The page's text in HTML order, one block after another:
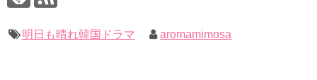
キングを一部公開（DVD-SET2特典映像より）
幻の王女チャミョンゴ エンディング
明日も晴れ韓国ドラマ aromamimosa